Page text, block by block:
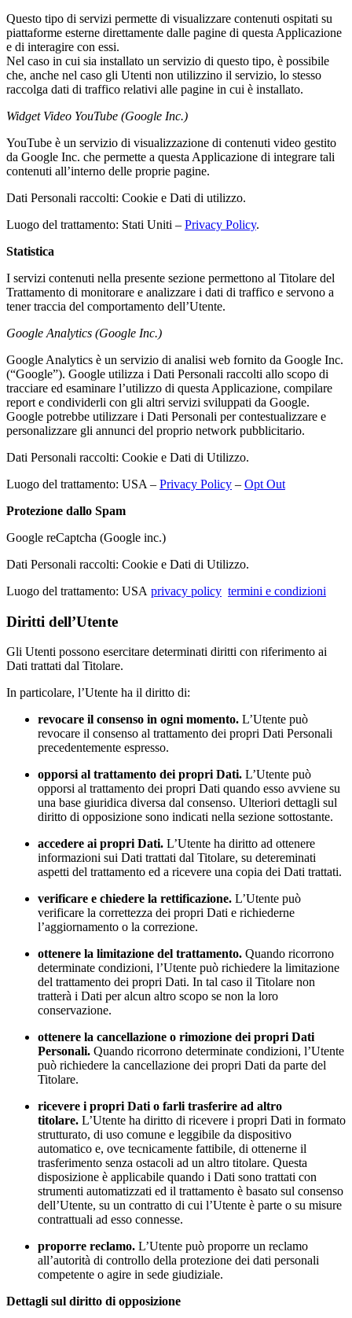
Questo tipo di servizi permette di visualizzare contenuti ospitati su
piattaforme esterne direttamente dalle pagine di questa Applicazione
e di interagire con essi.
Nel caso in cui sia installato un servizio di questo tipo, è possibile
che, anche nel caso gli Utenti non utilizzino il servizio, lo stesso
raccolga dati di traffico relativi alle pagine in cui è installato.
Widget Video YouTube (Google Inc.)
YouTube è un servizio di visualizzazione di contenuti video gestito
da Google Inc. che permette a questa Applicazione di integrare tali
contenuti all’interno delle proprie pagine.
Dati Personali raccolti: Cookie e Dati di utilizzo.
Luogo del trattamento: Stati Uniti – Privacy Policy.
Statistica
I servizi contenuti nella presente sezione permettono al Titolare del
Trattamento di monitorare e analizzare i dati di traffico e servono a
tener traccia del comportamento dell’Utente.
Google Analytics (Google Inc.)
Google Analytics è un servizio di analisi web fornito da Google Inc.
(“Google”). Google utilizza i Dati Personali raccolti allo scopo di
tracciare ed esaminare l’utilizzo di questa Applicazione, compilare
report e condividerli con gli altri servizi sviluppati da Google.
Google potrebbe utilizzare i Dati Personali per contestualizzare e
personalizzare gli annunci del proprio network pubblicitario.
Dati Personali raccolti: Cookie e Dati di Utilizzo.
Luogo del trattamento: USA – Privacy Policy – Opt Out
Protezione dallo Spam
Google reCaptcha (Google inc.)
Dati Personali raccolti: Cookie e Dati di Utilizzo.
Luogo del trattamento: USA privacy policy termini e condizioni
Diritti dell’Utente
Gli Utenti possono esercitare determinati diritti con riferimento ai
Dati trattati dal Titolare.
In particolare, l’Utente ha il diritto di:
revocare il consenso in ogni momento. L’Utente può
revocare il consenso al trattamento dei propri Dati Personali
precedentemente espresso.
opporsi al trattamento dei propri Dati. L’Utente può
opporsi al trattamento dei propri Dati quando esso avviene su
una base giuridica diversa dal consenso. Ulteriori dettagli sul
diritto di opposizione sono indicati nella sezione sottostante.
accedere ai propri Dati. L’Utente ha diritto ad ottenere
informazioni sui Dati trattati dal Titolare, su detereminati
aspetti del trattamento ed a ricevere una copia dei Dati trattati.
verificare e chiedere la rettificazione. L’Utente può
verificare la correttezza dei propri Dati e richiederne
l’aggiornamento o la correzione.
ottenere la limitazione del trattamento. Quando ricorrono
determinate condizioni, l’Utente può richiedere la limitazione
del trattamento dei propri Dati. In tal caso il Titolare non
tratterà i Dati per alcun altro scopo se non la loro
conservazione.
ottenere la cancellazione o rimozione dei propri Dati
Personali. Quando ricorrono determinate condizioni, l’Utente
può richiedere la cancellazione dei propri Dati da parte del
Titolare.
ricevere i propri Dati o farli trasferire ad altro
titolare. L’Utente ha diritto di ricevere i propri Dati in formato
strutturato, di uso comune e leggibile da dispositivo
automatico e, ove tecnicamente fattibile, di ottenerne il
trasferimento senza ostacoli ad un altro titolare. Questa
disposizione è applicabile quando i Dati sono trattati con
strumenti automatizzati ed il trattamento è basato sul consenso
dell’Utente, su un contratto di cui l’Utente è parte o su misure
contrattuali ad esso connesse.
proporre reclamo. L’Utente può proporre un reclamo
all’autorità di controllo della protezione dei dati personali
competente o agire in sede giudiziale.
Dettagli sul diritto di opposizione